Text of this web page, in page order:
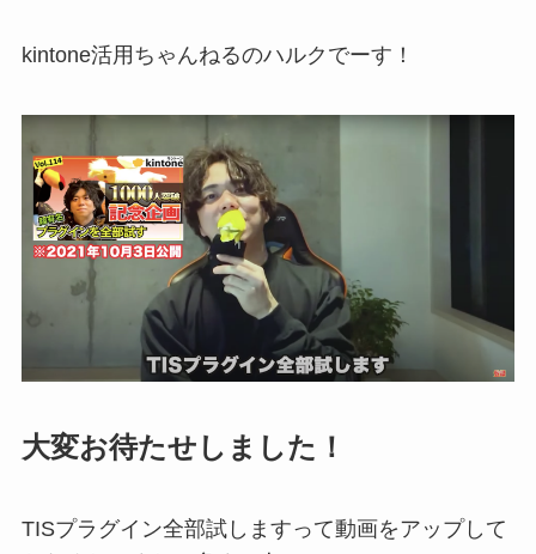
kintone活用ちゃんねるのハルクでーす！
大変お待たせしました！
TISプラグイン全部試しますって動画をアップして